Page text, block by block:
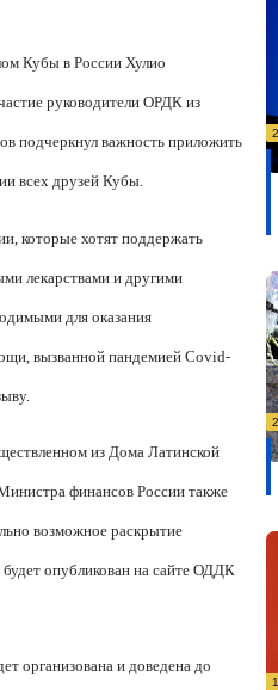
Кубы в России Хулио
руководители ОРДК из
подчеркнул важность приложить
всех друзей Кубы.
которые хотят поддержать
лекарствами и другими
для оказания
вызванной пандемией Covid-
из Дома Латинской
финансов России также
возможное раскрытие
опубликован на сайте ОДДК
организована и доведена до